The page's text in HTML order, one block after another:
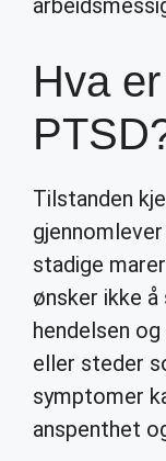
Hva
Tilstanden
stadige
ønsker ikke
hendelsen
eller steder
symptomer
anspenthet